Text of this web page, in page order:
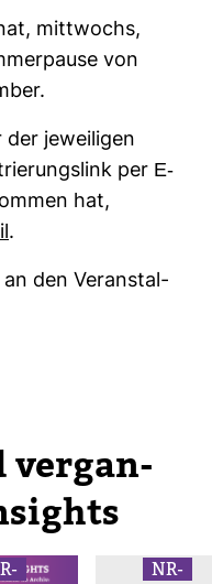
mitt­wochs,
von
jewei­ligen
per E-​
hat,
.
an den Ver­an­stal­
ver­gan­
NR-​